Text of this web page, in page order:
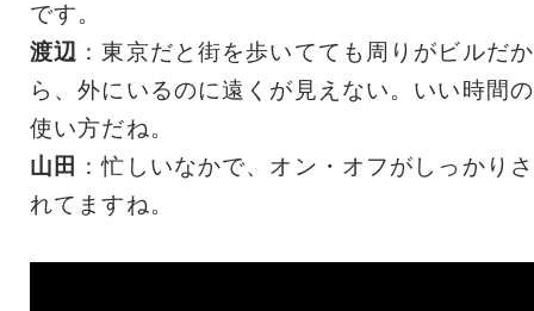
です。
渡辺 ：東京だと街を歩いてても周りがビルだか
ら、外にいるのに遠くが見えない。いい時間の
使い方だね。
山田
：忙しいなかで、オン・オフがしっかりさ
れてますね。